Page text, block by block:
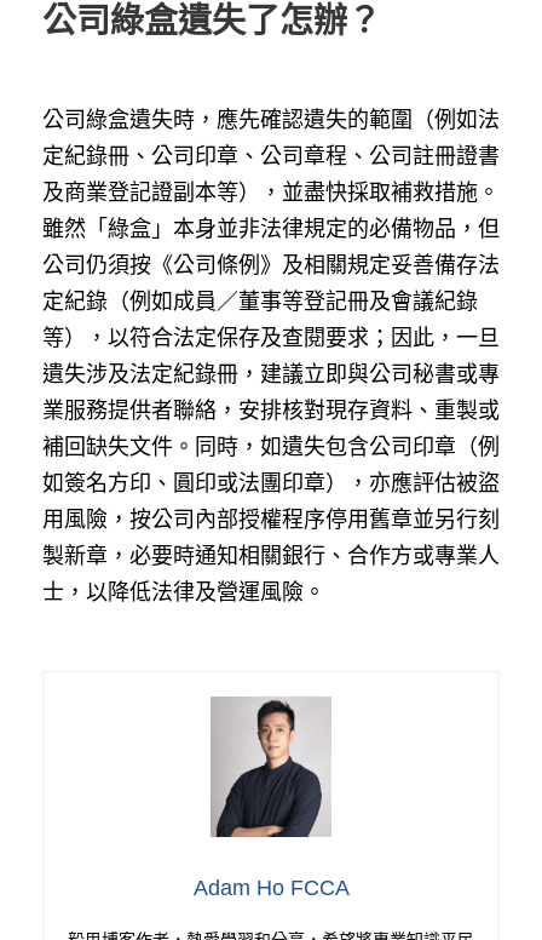
公司綠盒遺失了怎辦？
公司綠盒遺失時，應先確認遺失的範圍（例如法
定紀錄冊、公司印章、公司章程、公司註冊證書
及商業登記證副本等），並盡快採取補救措施。
雖然「綠盒」本身並非法律規定的必備物品，但
公司仍須按《公司條例》及相關規定妥善備存法
定紀錄（例如成員／董事等登記冊及會議紀錄
等），以符合法定保存及查閱要求；因此，一旦
遺失涉及法定紀錄冊，建議立即與公司秘書或專
業服務提供者聯絡，安排核對現存資料、重製或
補回缺失文件。同時，如遺失包含公司印章（例
如簽名方印、圓印或法團印章），亦應評估被盜
用風險，按公司內部授權程序停用舊章並另行刻
製新章，必要時通知相關銀行、合作方或專業人
士，以降低法律及營運風險。
Adam Ho FCCA